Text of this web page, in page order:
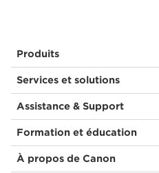
Produits
Services et solutions
Assistance & Support
Formation et éducation
À propos de Canon